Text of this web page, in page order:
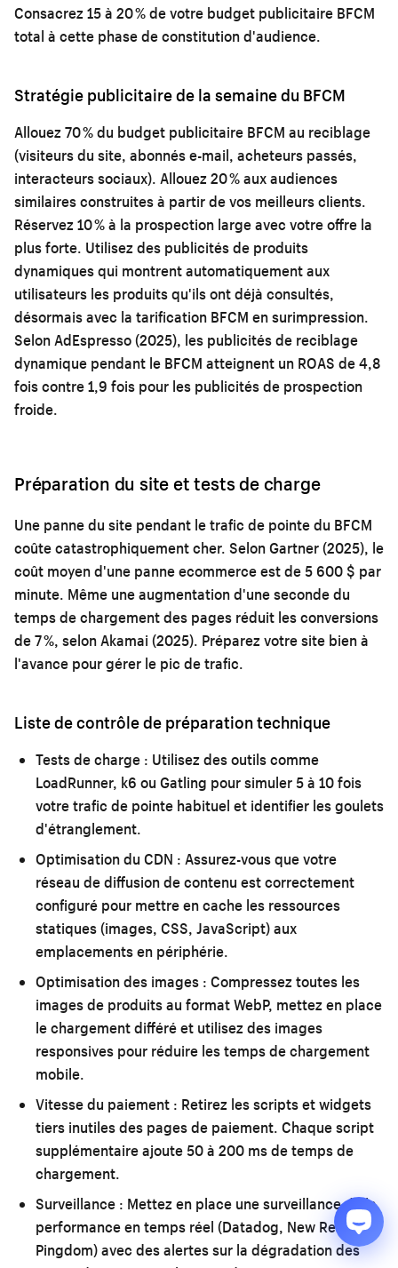
Consacrez 15 à 20 % de votre budget publicitaire BFCM
total à cette phase de constitution d'audience.
Stratégie publicitaire de la semaine du BFCM
Allouez 70 % du budget publicitaire BFCM au reciblage
(visiteurs du site, abonnés e-mail, acheteurs passés,
interacteurs sociaux). Allouez 20 % aux audiences
similaires construites à partir de vos meilleurs clients.
Réservez 10 % à la prospection large avec votre offre la
plus forte. Utilisez des publicités de produits
dynamiques qui montrent automatiquement aux
utilisateurs les produits qu'ils ont déjà consultés,
désormais avec la tarification BFCM en surimpression.
Selon AdEspresso (2025), les publicités de reciblage
dynamique pendant le BFCM atteignent un ROAS de 4,8
fois contre 1,9 fois pour les publicités de prospection
froide.
Préparation du site et tests de charge
Une panne du site pendant le trafic de pointe du BFCM
coûte catastrophiquement cher. Selon Gartner (2025), le
coût moyen d'une panne ecommerce est de 5 600 $ par
minute. Même une augmentation d'une seconde du
temps de chargement des pages réduit les conversions
de 7 %, selon Akamai (2025). Préparez votre site bien à
l'avance pour gérer le pic de trafic.
Liste de contrôle de préparation technique
Tests de charge : Utilisez des outils comme
LoadRunner, k6 ou Gatling pour simuler 5 à 10 fois
votre trafic de pointe habituel et identifier les goulets
d'étranglement.
Optimisation du CDN : Assurez-vous que votre
réseau de diffusion de contenu est correctement
configuré pour mettre en cache les ressources
statiques (images, CSS, JavaScript) aux
emplacements en périphérie.
Optimisation des images : Compressez toutes les
images de produits au format WebP, mettez en place
le chargement différé et utilisez des images
responsives pour réduire les temps de chargement
mobile.
Vitesse du paiement : Retirez les scripts et widgets
tiers inutiles des pages de paiement. Chaque script
supplémentaire ajoute 50 à 200 ms de temps de
chargement.
Surveillance : Mettez en place une surveillance de la
performance en temps réel (Datadog, New Relic ou
Pingdom) avec des alertes sur la dégradation des